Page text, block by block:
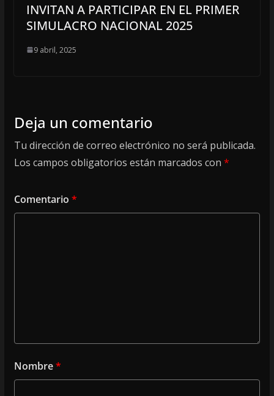
INVITAN A PARTICIPAR EN EL PRIMER
SIMULACRO NACIONAL 2025
9 abril, 2025
Deja un comentario
Tu dirección de correo electrónico no será publicada.
Los campos obligatorios están marcados con *
Comentario *
Nombre*